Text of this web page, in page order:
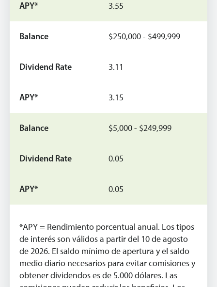
3.55
$250,000 - $499,999
3.11
3.15
$5,000 - $249,999
0.05
0.05
*APY = Rendimiento porcentual anual. Los tipos
de interés son válidos a partir del 10 de agosto
de 2026. El saldo mínimo de apertura y el saldo
medio diario necesarios para evitar comisiones y
obtener dividendos es de 5.000 dólares. Las